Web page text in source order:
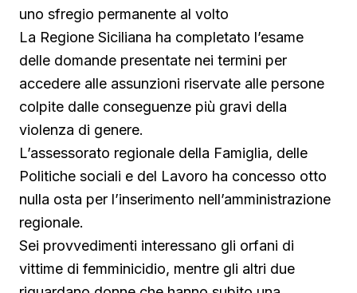
uno sfregio permanente al volto
La Regione Siciliana ha completato l’esame
delle domande presentate nei termini per
accedere alle assunzioni riservate alle persone
colpite dalle conseguenze più gravi della
violenza di genere.
L’assessorato regionale della Famiglia, delle
Politiche sociali e del Lavoro ha concesso otto
nulla osta per l’inserimento nell’amministrazione
regionale.
Sei provvedimenti interessano gli orfani di
vittime di femminicidio, mentre gli altri due